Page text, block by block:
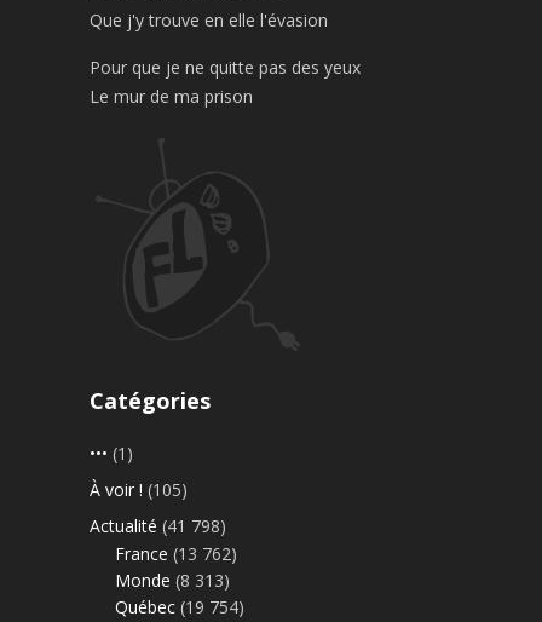
Que j'y trouve en elle l'évasion
Pour que je ne quitte pas des yeux
Le mur de ma prison
Catégories
••• (1)
À voir ! (105)
Actualité (41 798)
France (13 762)
Monde (8 313)
Québec (19 754)